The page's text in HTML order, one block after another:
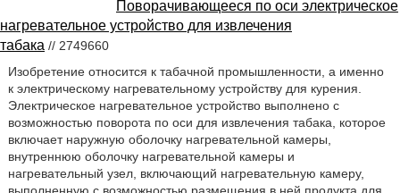
Поворачивающееся по оси электрическое
нагревательное устройство для извлечения
табака // 2749660
Изобретение относится к табачной промышленности, а именно
к электрическому нагревательному устройству для курения.
Электрическое нагревательное устройство выполнено с
возможностью поворота по оси для извлечения табака, которое
включает наружную оболочку нагревательной камеры,
внутреннюю оболочку нагревательной камеры и
нагревательный узел, включающий нагревательную камеру,